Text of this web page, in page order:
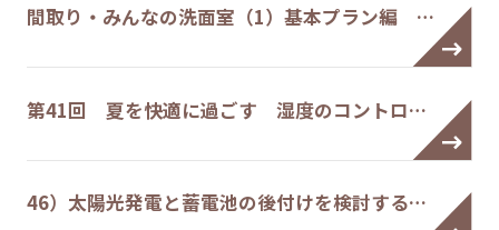
間取り・みんなの洗面室（1）基本プラン編 …
第41回 夏を快適に過ごす 湿度のコントロ…
46）太陽光発電と蓄電池の後付けを検討する…